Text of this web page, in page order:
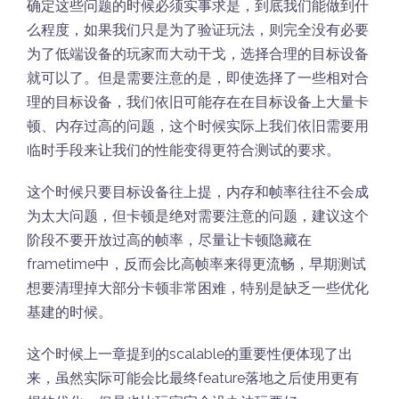
确定这些问题的时候必须实事求是，到底我们能做到什
么程度，如果我们只是为了验证玩法，则完全没有必要
为了低端设备的玩家而大动干戈，选择合理的目标设备
就可以了。但是需要注意的是，即使选择了一些相对合
理的目标设备，我们依旧可能存在在目标设备上大量卡
顿、内存过高的问题，这个时候实际上我们依旧需要用
临时手段来让我们的性能变得更符合测试的要求。
这个时候只要目标设备往上提，内存和帧率往往不会成
为太大问题，但卡顿是绝对需要注意的问题，建议这个
阶段不要开放过高的帧率，尽量让卡顿隐藏在
frametime中，反而会比高帧率来得更流畅，早期测试
想要清理掉大部分卡顿非常困难，特别是缺乏一些优化
基建的时候。
这个时候上一章提到的scalable的重要性便体现了出
来，虽然实际可能会比最终feature落地之后使用更有